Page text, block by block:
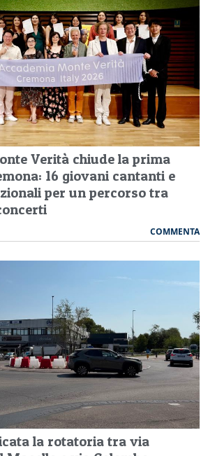
Verità chiude la prima
16 giovani cantanti e
per un percorso tra
COMMENTA
la rotatoria tra via